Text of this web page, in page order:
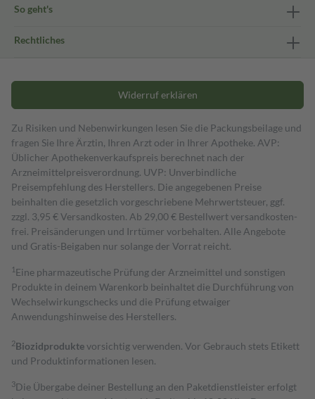
So geht's
Rechtliches
Widerruf erklären
Zu Risiken und Nebenwirkungen lesen Sie die Packungsbeilage und
fragen Sie Ihre Ärztin, Ihren Arzt oder in Ihrer Apotheke. AVP:
Üblicher Apothekenverkaufspreis berechnet nach der
Arzneimittelpreisverordnung. UVP: Unverbindliche
Preisempfehlung des Herstellers. Die angegebenen Preise
beinhalten die gesetzlich vorgeschriebene Mehrwertsteuer, ggf.
zzgl. 3,95 € Versandkosten. Ab 29,00 € Bestell­wert versand­kosten­
frei. Preisänderungen und Irrtümer vorbehalten. Alle Angebote
und Gratis-Beigaben nur solange der Vorrat reicht.
1 Eine pharmazeutische Prüfung der Arzneimittel und sonstigen
Produkte in deinem Warenkorb beinhaltet die Durchführung von
Wechselwirkungschecks und die Prüfung etwaiger
Anwendungshinweise des Herstellers.
2Biozidproduktevorsichtig verwenden. Vor Gebrauch stets Etikett
und Produktinformationen lesen.
3Die Übergabe deiner Bestellung an den Paketdienstleister erfolgt